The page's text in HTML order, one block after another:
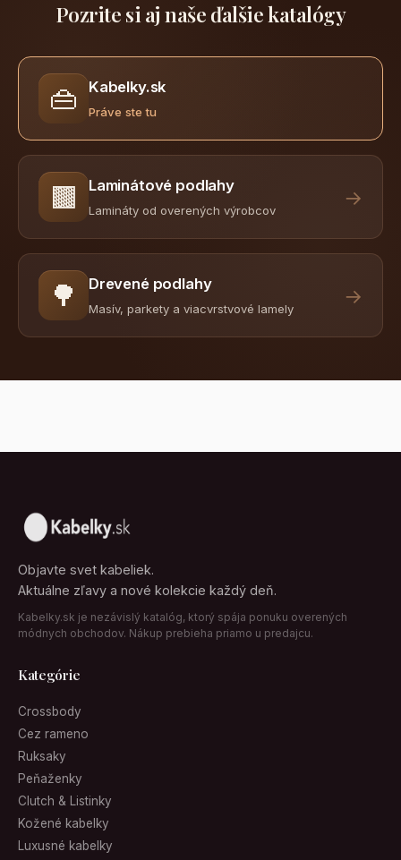
Pozrite si aj naše ďalšie katalógy
👜 Kabelky.sk
Práve ste tu
🟫 Laminátové podlahy
Lamináty od overených výrobcov
→
🌳 Drevené podlahy
Masív, parkety a viacvrstvové lamely
→
Objavte svet kabeliek.
Aktuálne zľavy a nové kolekcie každý deň.
Kabelky.sk je nezávislý katalóg, ktorý spája ponuku overených
módnych obchodov. Nákup prebieha priamo u predajcu.
Kategórie
Crossbody
Cez rameno
Ruksaky
Peňaženky
Clutch & Listinky
Kožené kabelky
Luxusné kabelky